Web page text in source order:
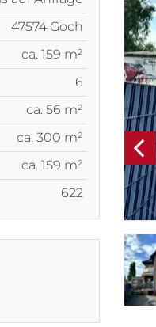
47574 Goch
ca. 159 m²
6
ca. 56 m²
ca. 300 m²
ca. 159 m²
622